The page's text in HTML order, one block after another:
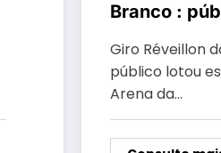
Branco :
Arena da
Léo
Andrade e
virada de
Giro Réveillon
público lotou
Arena da…